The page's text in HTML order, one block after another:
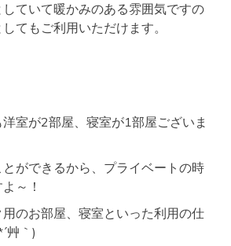
ていて暖かみのある雰囲気ですの
てもご利用いただけます。
室が2部屋、寝室が1部屋ございま
ができるから、プライベートの時
～！
のお部屋、寝室といった利用の仕
艸｀)